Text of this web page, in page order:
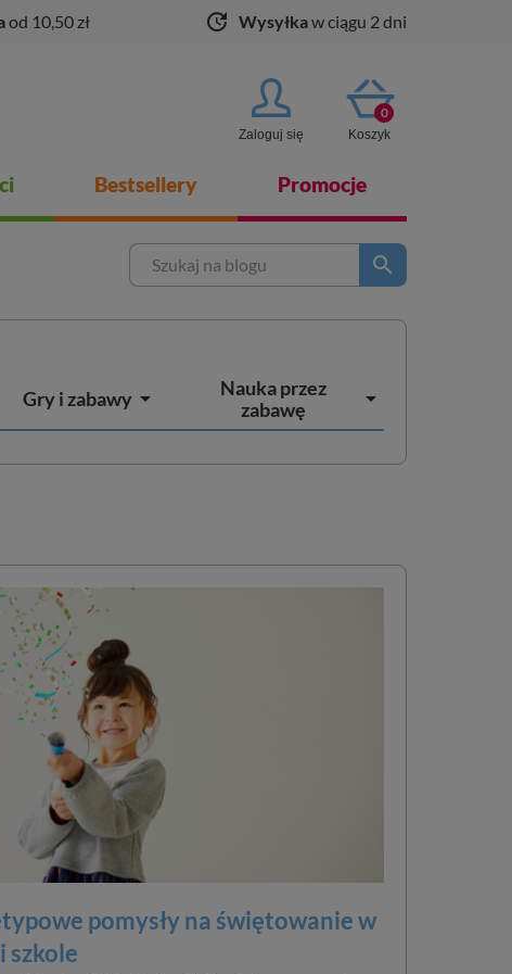
od 10,50 zł update Wysyłkaw ciągu 2 dni
Zaloguj się
0
Koszyk
Bestsellery Promocje
search
Gry i zabawy
Nauka przez
zabawę

pomysły na świętowanie w
szkole